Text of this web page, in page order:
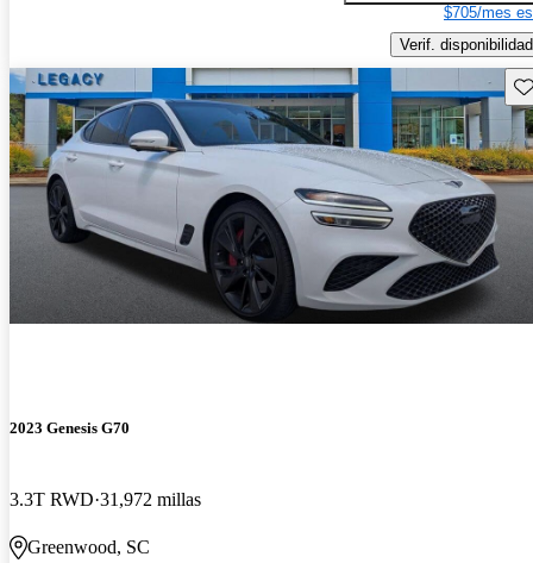
$705/mes
Verif. disponibilidad
2023 Genesis G70
3.3T RWD 31,972 millas
Greenwood, SC